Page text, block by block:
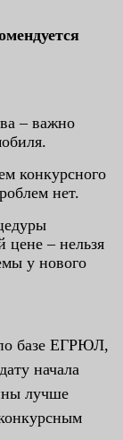
– важно
конкурсного
нет.
цене – нельзя
у нового
базе ЕГРЮЛ,
начала
лучше